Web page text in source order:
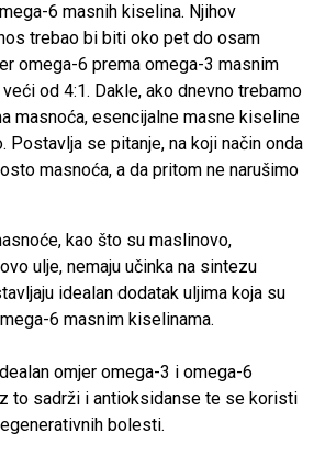
6 masnih kiselina. Njihov
trebao bi biti oko pet do osam
omega-6 prema omega-3 masnim
od 4:1. Dakle, ako dnevno trebamo
masnoća, esencijalne masne kiseline
Postavlja se pitanje, na koji način onda
masnoća, a da pritom ne narušimo
kao što su maslinovo,
ulje, nemaju učinka na sintezu
idealan dodatak uljima koja su
6 masnim kiselinama.
omjer omega-3 i omega-6
to sadrži i antioksidanse te se koristi
bolesti.